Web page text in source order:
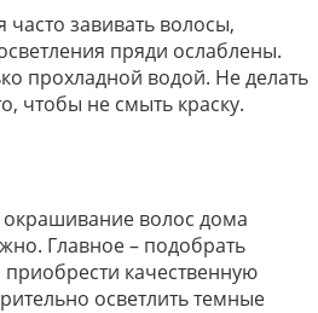
часто завивать волосы,
пряди ослаблены.
прохладной водой. Не делать
чтобы не смыть краску.
волос дома
Главное – подобрать
качественную
осветлить темные